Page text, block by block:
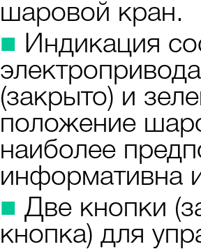
шаровой кран.
■ Индикация
(закрыто) и
положение
наиболее
информативна
■ Две кнопки
кнопка) для